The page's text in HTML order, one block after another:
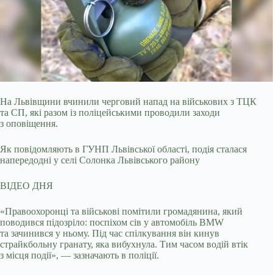
На Львівщини вчинили черговий напад на військових з ТЦК
та СП, які разом із поліцейськими проводили заходи
з оповіщення.
Як повідомляють в ГУНП Львівської області, подія сталася
напередодні у селі Солонка Львівського району
ВІДЕО ДНЯ
«Правоохоронці та військові помітили громадянина, який
поводився підозріло: поспіхом сів у автомобіль BMW
та зачинився у ньому. Під час спілкування він кинув
страйкбольну гранату, яка вибухнула. Тим часом водій втік
з місця події», — зазначають в поліції.